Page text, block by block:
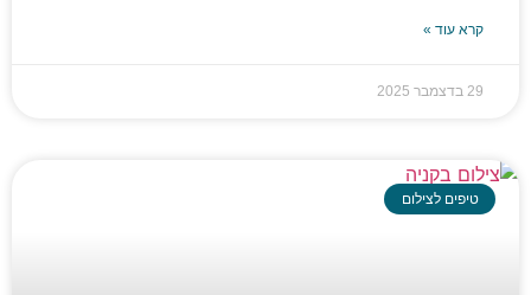
קרא עוד »
29 בדצמבר 2025
טיפים לצילום